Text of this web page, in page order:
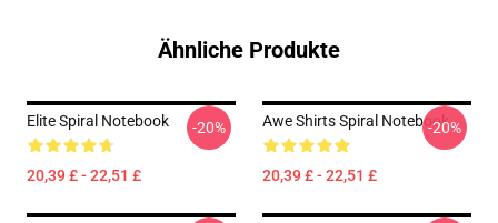
Ähnliche Produkte
Elite Spiral Notebook
20,39 £ - 22,51 £
-20% Awe Shirts Spiral Notebook
20,39 £ - 22,51 £
-20%